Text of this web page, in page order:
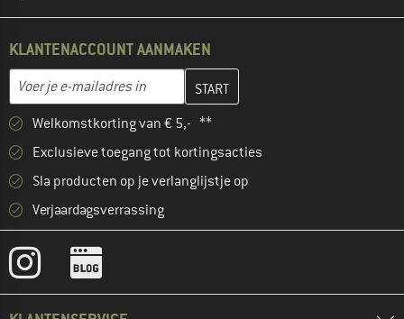
KLANTENACCOUNT AANMAKEN
E-mailadres
Vul je e-mailadres hier in en maak in de volgende stap je
Welkomstkorting van € 5,- **
Exclusieve toegang tot kortingsacties
Sla producten op je verlanglijstje op
Verjaardagsverrassing